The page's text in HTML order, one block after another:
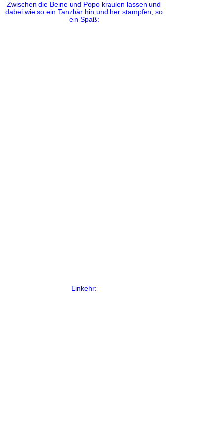
Zwischen die Beine und Popo kraulen lassen und
dabei wie so ein Tanzbär hin und her stampfen, so
ein Spaß:
Einkehr: